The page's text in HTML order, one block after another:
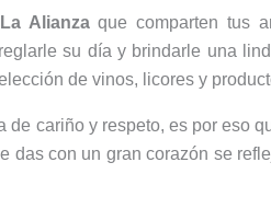
Alianzaque comparten tus
su día y brindarle una
de vinos, licores y
cariño y respeto, es por eso
das con un gran corazón se